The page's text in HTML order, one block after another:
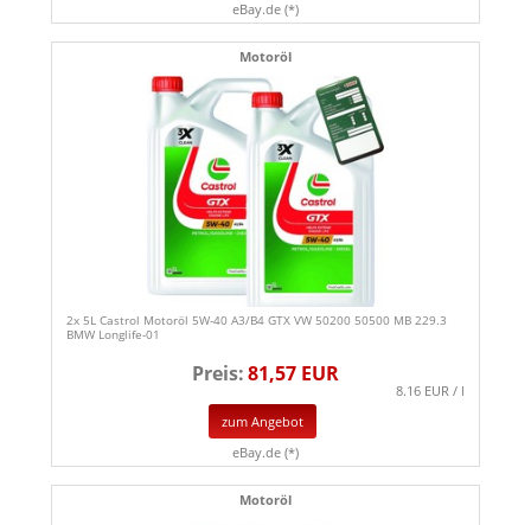
eBay.de (*)
Motoröl
2x 5L Castrol Motoröl 5W-40 A3/B4 GTX VW 50200 50500 MB 229.3
BMW Longlife-01
Preis:81,57 EUR
8.16 EUR / l
zum Angebot
eBay.de (*)
Motoröl